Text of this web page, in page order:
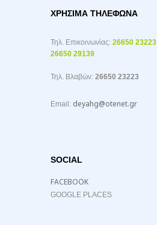
ΧΡΉΣΙΜΑ ΤΗΛΈΦΩΝΑ
Τηλ. Επικοινωνίας: 26650 23223
26650 29139
Τηλ. Βλαβών: 26650 23223
Email: deyahg@otenet.gr
SOCIAL
FACEBOOK
GOOGLE PLACES